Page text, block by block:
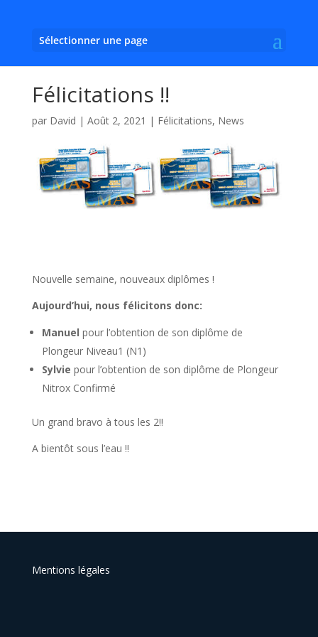
Sélectionner une page
Félicitations !!
par David | Août 2, 2021 | Félicitations, News
Nouvelle semaine, nouveaux diplômes !
Aujourd’hui, nous félicitons donc:
Manuel pour l’obtention de son diplôme de
Plongeur Niveau1 (N1)
Sylvie pour l’obtention de son diplôme de Plongeur
Nitrox Confirmé
Un grand bravo à tous les 2!!
A bientôt sous l’eau !!
Mentions légales